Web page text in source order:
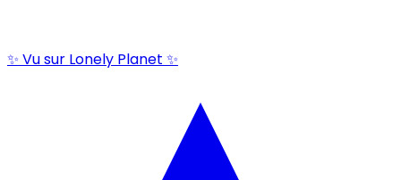
✨ Vu sur Lonely Planet ✨